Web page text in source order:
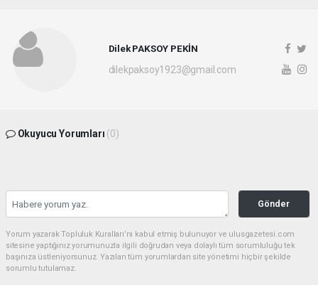
Dilek PAKSOY PEKİN
dilekpaksoy1923@gmail.com
Okuyucu Yorumları (0)
Gönder
Yorum yazarak Topluluk Kuralları’nı kabul etmiş bulunuyor ve ulusgazetesi.com
sitesine yaptığınız yorumunuzla ilgili doğrudan veya dolaylı tüm sorumluluğu tek
başınıza üstleniyorsunuz. Yazılan tüm yorumlardan site yönetimi hiçbir şekilde
sorumlu tutulamaz.